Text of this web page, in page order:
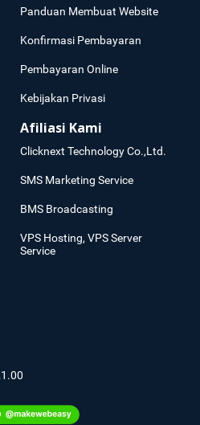
Panduan Membuat Website
Konfirmasi Pembayaran
Pembayaran Online
Kebijakan Privasi
Afiliasi Kami
Clicknext Technology Co.,Ltd.
SMS Marketing Service
BMS Broadcasting
VPS Hosting, VPS Server
Service